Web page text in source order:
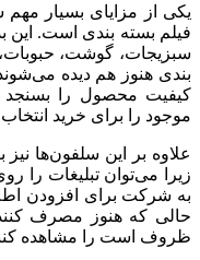
یکی از مزایای بسیار
فیلم بسته بندی است. این
سبزیجات، گوشت،
بندی هنوز هم دیده
کیفیت محصول را بسنجد
موجود را برای خرید
علاوه بر این سلفون‌ها نیز
زیرا می‌توان تبلیغات را
به شرکت برای افزودن
حالی که هنوز مصرف
ظروف است را مشاهده